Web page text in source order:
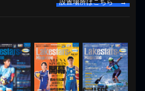
設置場所はこちら →